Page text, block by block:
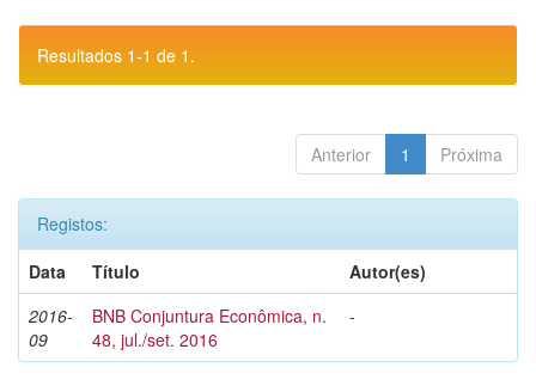
Resultados 1-1 de 1.
Anterior 1 Próxima
Registos:
Data
Título
Autor(es)
2016-
09
BNB Conjuntura Econômica, n.
48, jul./set. 2016
-